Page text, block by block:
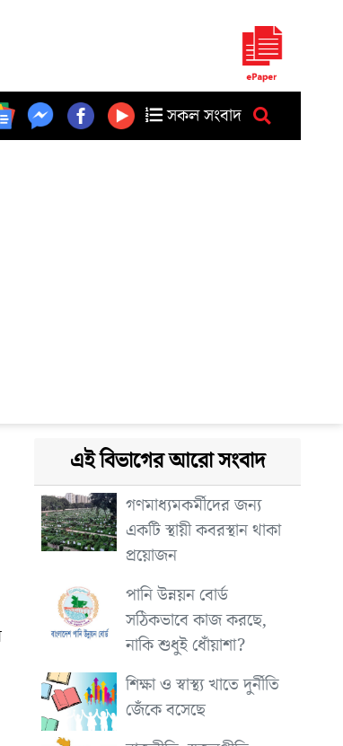
সকল সংবাদ
এই বিভাগের আরো সংবাদ
গণমাধ্যমকর্মীদের জন্য
একটি স্থায়ী কবরস্থান থাকা
প্রয়োজন
পানি উন্নয়ন বোর্ড
সঠিকভাবে কাজ করছে,
নাকি শুধুই ধোঁয়াশা?
শিক্ষা ও স্বাস্থ্য খাতে দুর্নীতি
জেঁকে বসেছে